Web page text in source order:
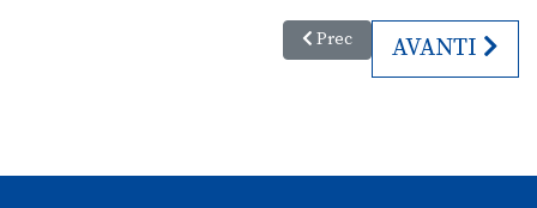
Articolo precedente:
Prec ARTICOLO
AVANTI